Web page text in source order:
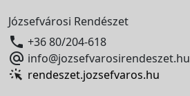
Józsefvárosi Rendészet
 +36 80/204-618
 info@jozsefvarosirendeszet.hu
rendeszet.jozsefvaros.hu